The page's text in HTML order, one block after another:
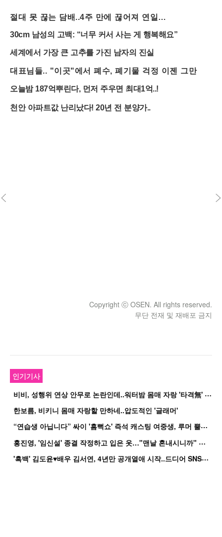
Copyright ⓒ OSEN. All rights reserved.
무단 전재 및 재배포 금지
인기기사
비
비, 성행위 연상 안무로 논란인데..워터밤 몸매 자랑 '타격無' 근황
한보름, 비키니 몸매 자랑할 만하네..압도적인 '글래머'
“
연습생 아닙니다” 싸이 '흠뻑쇼' 즉석 캐스팅 여중생, 루머 뿔났다[Oh!쎈 이...
홍
진영, '임신설' 종결 작정하고 입은 옷…"맨날 혼내시니까" 억울
'
흑백' 김도윤♥배우 김서연, 4년만 공개열애 시작..드디어 SNS에 노출 [핫피...